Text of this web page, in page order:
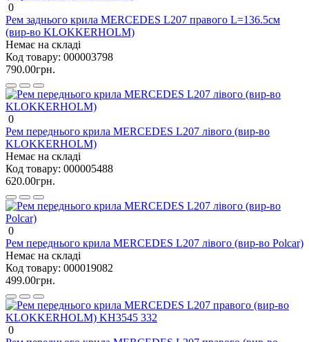
0
Рем заднього крила MERCEDES L207 правого L=136.5см
(вир-во KLOKKERHOLM)
Немає на складі
Код товару: 000003798
790.00грн.
0
Рем переднього крила MERCEDES L207 лівого (вир-во
KLOKKERHOLM)
Немає на складі
Код товару: 000005488
620.00грн.
0
Рем переднього крила MERCEDES L207 лівого (вир-во Polcar)
Немає на складі
Код товару: 000019082
499.00грн.
0